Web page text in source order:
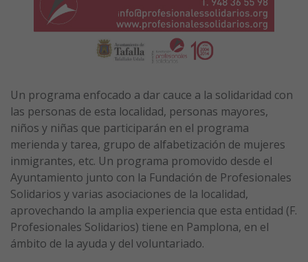
Un programa enfocado a dar cauce a la solidaridad con
las personas de esta localidad, personas mayores,
niños y niñas que participarán en el programa
merienda y tarea, grupo de alfabetización de mujeres
inmigrantes, etc. Un programa promovido desde el
Ayuntamiento junto con la Fundación de Profesionales
Solidarios y varias asociaciones de la localidad,
aprovechando la amplia experiencia que esta entidad (F.
Profesionales Solidarios) tiene en Pamplona, en el
ámbito de la ayuda y del voluntariado.